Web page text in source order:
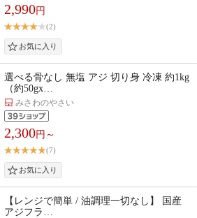
2,990円
(2)
選べる骨なし 無塩 アジ 切り身 冷凍 約1kg
（約50gx…
みさわのやさい
2,300円～
(7)
【レンジで簡単 / 油調理一切なし】 国産
アジフラ…